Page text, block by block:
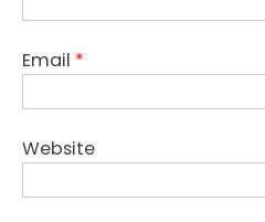
Email *
Website